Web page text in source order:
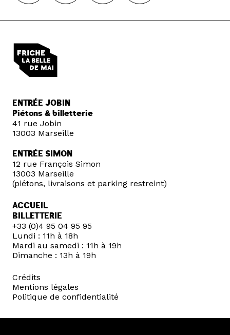
ENTRÉE JOBIN
Piétons & billetterie
41 rue Jobin
13003 Marseille
ENTRÉE SIMON
12 rue François Simon
13003 Marseille
(piétons, livraisons et parking restreint)
ACCUEIL
BILLETTERIE
+33 (0)4 95 04 95 95
Lundi : 11h à 18h
Mardi au samedi : 11h à 19h
Dimanche : 13h à 19h
Crédits
Mentions légales
Politique de confidentialité